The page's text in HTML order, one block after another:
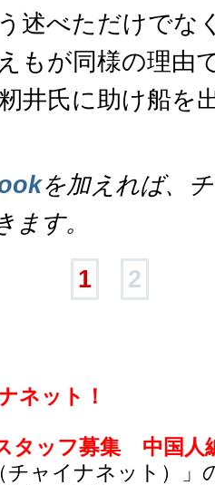
述べただけでな
もが同様の理由
井氏に助け船を
を加えれば、
ます。
1 2
ネット！
タッフ募集
中国人
チャイナネット）」